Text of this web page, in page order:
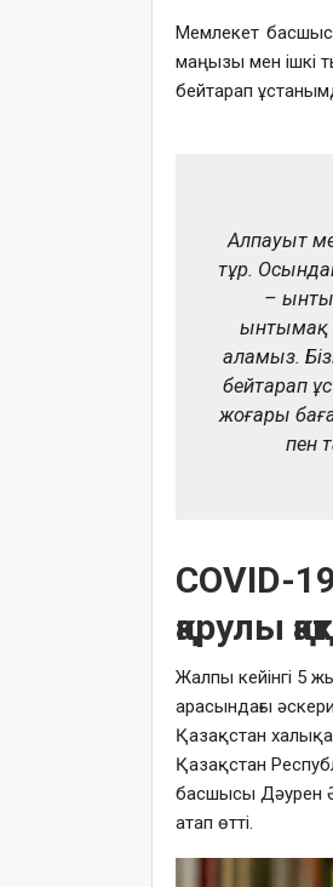
Мемлекет
маңызы мен ішкі
бейтарап
Алпауыт
тұр.
–
ынтымақ
аламыз.
бейтарап
жоғары
пен
COVID-
қарулы
Жалпы кейінгі 5
арасындағы
Қазақстан
Қазақстан
басшысы Дәурен
атап өтті.